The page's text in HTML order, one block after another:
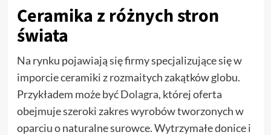
Ceramika z różnych stron
świata
Na rynku pojawiają się firmy specjalizujące się w
imporcie ceramiki z rozmaitych zakątków globu.
Przykładem może byćDolagra, której oferta
obejmuje szeroki zakres wyrobów tworzonych w
oparciu o naturalne surowce. Wytrzymałe donice i